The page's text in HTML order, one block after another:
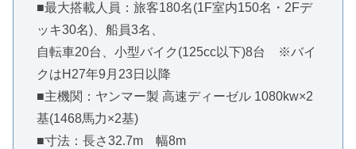
■最大搭載人員：旅客180名(1F室内150名・2Fデ
ッキ30名)、船員3名、
自転車20台、小型バイク(125cc以下)8台 ※バイ
クはH27年9月23日以降
■主機関：ヤンマー製 高速ディーゼル 1080kw×2
基(1468馬力×2基)
■寸法：長さ32.7m 幅8m